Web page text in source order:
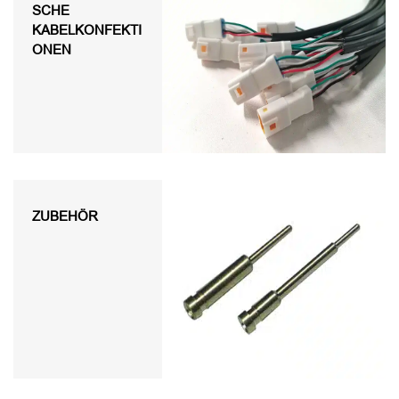
SCHE
KABELKONFEKTI
ONEN
ZUBEHÖR